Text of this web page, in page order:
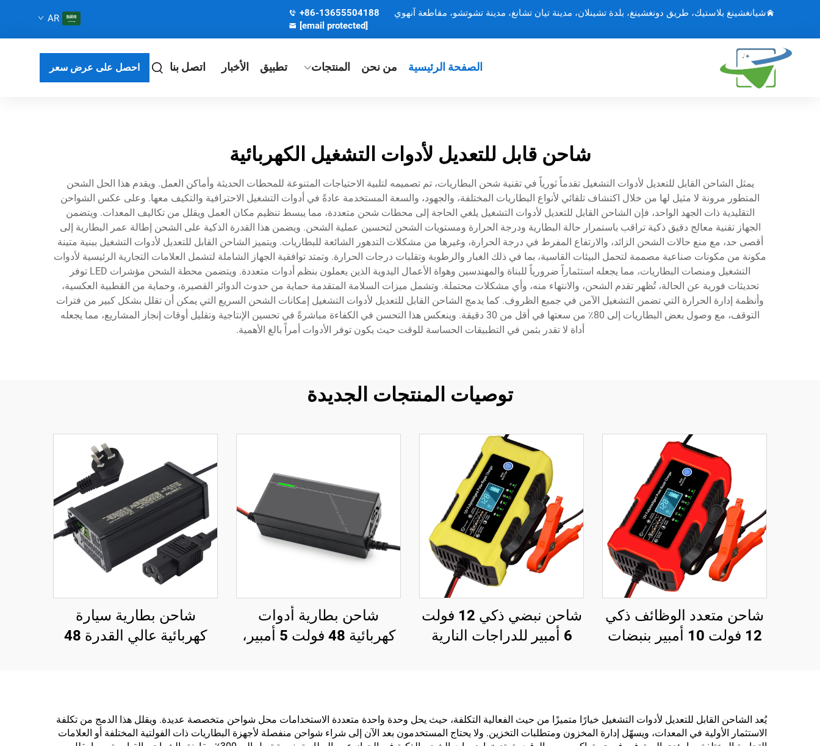
شيانغشينغ بلاستيك، طريق دونغشينغ، بلدة تشينلان، مدينة تيان تشانغ، مدينة تشوتشو، مقاطعة آنهوي
+86-13655504188
[email protected]
AR
الصفحة الرئيسية من نحن المنتجات تطبيق الأخبار اتصل بنا احصل على عرض سعر
شاحن قابل للتعديل لأدوات التشغيل الكهربائية
يمثل الشاحن القابل للتعديل لأدوات التشغيل تقدماً ثورياً في تقنية شحن البطاريات، تم تصميمه لتلبية الاحتياجات المتنوعة للمحطات الحديثة وأماكن العمل. ويقدم هذا الحل الشحن
المتطور مرونة لا مثيل لها من خلال اكتشاف تلقائي لأنواع البطاريات المختلفة، والجهود، والسعة المستخدمة عادةً في أدوات التشغيل الاحترافية والتكيف معها. وعلى عكس الشواحن
التقليدية ذات الجهد الواحد، فإن الشاحن القابل للتعديل لأدوات التشغيل يلغي الحاجة إلى محطات شحن متعددة، مما يبسط تنظيم مكان العمل ويقلل من تكاليف المعدات. ويتضمن
الجهاز تقنية معالج دقيق ذكية تراقب باستمرار حالة البطارية ودرجة الحرارة ومستويات الشحن لتحسين عملية الشحن. ويضمن هذا القدرة الذكية على الشحن إطالة عمر البطارية إلى
أقصى حد، مع منع حالات الشحن الزائد، والارتفاع المفرط في درجة الحرارة، وغيرها من مشكلات التدهور الشائعة للبطاريات. ويتميز الشاحن القابل للتعديل لأدوات التشغيل ببنية متينة
مكونة من مكونات صناعية مصممة لتحمل البيئات القاسية، بما في ذلك الغبار والرطوبة وتقلبات درجات الحرارة. وتمتد توافقية الجهاز الشاملة لتشمل العلامات التجارية الرئيسية لأدوات
التشغيل ومنصات البطاريات، مما يجعله استثماراً ضرورياً للبناة والمهندسين وهواة الأعمال اليدوية الذين يعملون بنظم أدوات متعددة. ويتضمن محطة الشحن مؤشرات LED توفر
تحديثات فورية عن الحالة، تُظهر تقدم الشحن، والانتهاء منه، وأي مشكلات محتملة. وتشمل ميزات السلامة المتقدمة حماية من حدوث الدوائر القصيرة، وحماية من القطبية العكسية،
وأنظمة إدارة الحرارة التي تضمن التشغيل الآمن في جميع الظروف. كما يدمج الشاحن القابل للتعديل لأدوات التشغيل إمكانات الشحن السريع التي يمكن أن تقلل بشكل كبير من فترات
التوقف، مع وصول بعض البطاريات إلى 80٪ من سعتها في أقل من 30 دقيقة. وينعكس هذا التحسن في الكفاءة مباشرةً في تحسين الإنتاجية وتقليل أوقات إنجاز المشاريع، مما يجعله
أداة لا تقدر بثمن في التطبيقات الحساسة للوقت حيث يكون توفر الأدوات أمراً بالغ الأهمية.
توصيات المنتجات الجديدة
شاحن متعدد الوظائف ذكي
12 فولت 10 أمبير بنبضات
شاحن نبضي ذكي 12 فولت
6 أمبير للدراجات النارية
الولايات المتحدة/المملكة
المتحدة، إصلاح للسيارات
شاحن بطارية أدوات
كهربائية 48 فولت 5 أمبير،
فولت، 58.8 فولت، 58.4
فولت
شاحن بطارية سيارة
كهربائية عالي القدرة 48
للتعديل مع مدخل 220
فولت
يُعد الشاحن القابل للتعديل لأدوات التشغيل خيارًا متميزًا من حيث الفعالية التكلفة، حيث يحل وحدة واحدة متعددة الاستخدامات محل شواحن متخصصة عديدة. ويقلل هذا الدمج من تكلفة
الاستثمار الأولية في المعدات، ويسهّل إدارة المخزون ومتطلبات التخزين. ولا يحتاج المستخدمون بعد الآن إلى شراء شواحن منفصلة لأجهزة البطاريات ذات الفولتية المختلفة أو العلامات